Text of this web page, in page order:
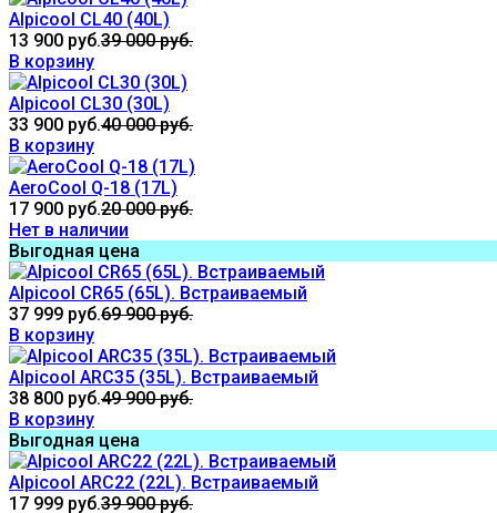
Alpicool CL40 (40L)
13 900 руб.39 000 руб.
В корзину
Alpicool CL30 (30L)
33 900 руб.40 000 руб.
В корзину
AeroCool Q-18 (17L)
17 900 руб.20 000 руб.
Нет в наличии
Выгодная цена
Alpicool CR65 (65L). Встраиваемый
37 999 руб.69 900 руб.
В корзину
Alpicool ARC35 (35L). Встраиваемый
38 800 руб.49 900 руб.
В корзину
Выгодная цена
Alpicool ARC22 (22L). Встраиваемый
17 999 руб.39 900 руб.